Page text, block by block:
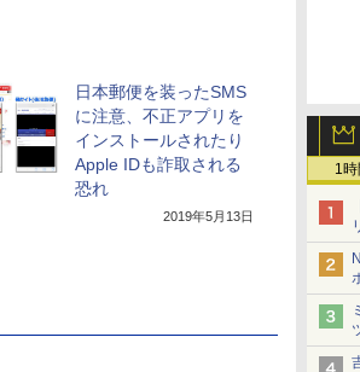
1時
日本郵便を装ったSMS
に注意、不正アプリを
インストールされたり
Apple IDも詐取される
恐れ
2019年5月13日